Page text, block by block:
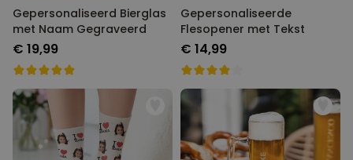
Gepersonaliseerd Bierglas
met Naam Gegraveerd
€ 19,99
Gepersonaliseerde
Flesopener met Tekst
€ 14,99